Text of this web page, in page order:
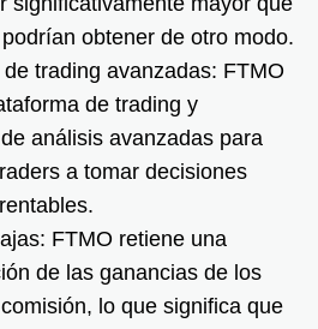
obtener de otro modo.
trading avanzadas: FTMO
de trading y
análisis avanzadas para
a tomar decisiones
FTMO retiene una
de las ganancias de los
lo que significa que